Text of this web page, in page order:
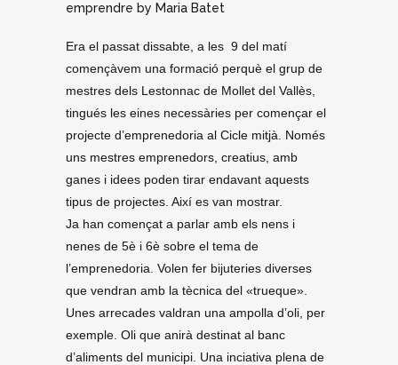
emprendre by Maria Batet
Era el passat dissabte, a les 9 del matí
començàvem una formació perquè el grup de
mestres dels Lestonnac de Mollet del Vallès,
tingués les eines necessàries per començar el
projecte d’emprenedoria al Cicle mitjà. Només
uns mestres emprenedors, creatius, amb
ganes i idees poden tirar endavant aquests
tipus de projectes. Així es van mostrar.
Ja han començat a parlar amb els nens i
nenes de 5è i 6è sobre el tema de
l’emprenedoria. Volen fer bijuteries diverses
que vendran amb la tècnica del «trueque».
Unes arrecades valdran una ampolla d’oli, per
exemple. Oli que anirà destinat al banc
d’aliments del municipi. Una inciativa plena de